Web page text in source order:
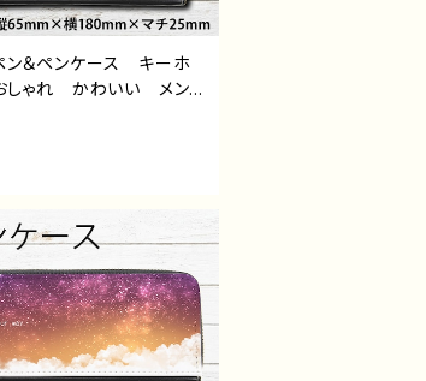
ン＆ペンケース キーホ
ゃれ かわいい メン
い おすすめ 個性的
ーター クリエイタ
デザイン グッズ タ
れぬ F-5